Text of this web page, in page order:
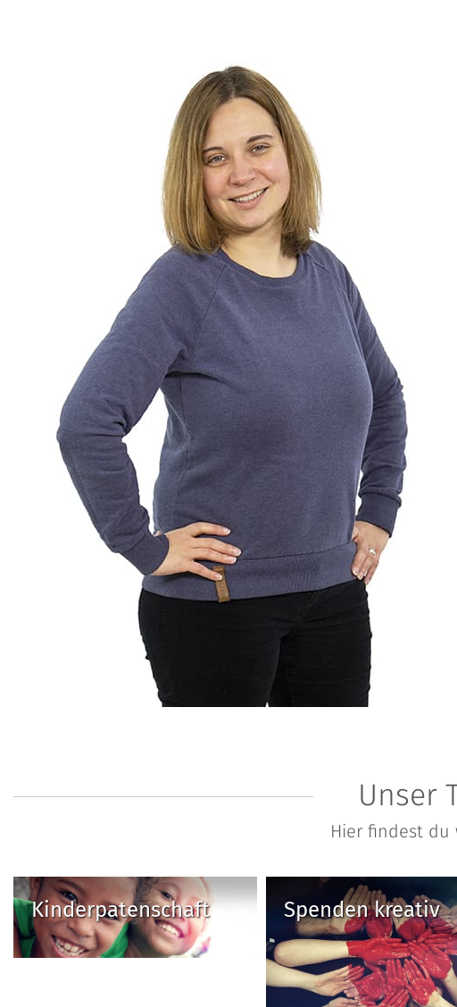
Unser
Hier findest du
Kinderpatenschaft Spenden kreativ